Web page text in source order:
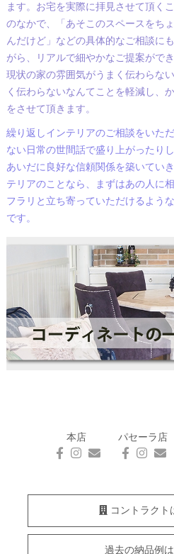
ます。お宅を実際に拝見させて頂く
のなかで、「あそこのスペースをち
んだけど」などの具体的なご相談に
がら、リアルで細やかなご提案ができ
現状の家の雰囲気がうまく伝わらな
く伝わらないなんてことを軽減し、
をさせて頂きます。
繰り返しインテリアのご相談をいた
ない日常の世間話で盛り上がったり
あいだに良好な信頼関係を築いてい
テリアのことなら、まずはあの人に
フラリと立ち寄っていただけるよう
です。
本店 パセーラ店
コントラク
過去の納品例